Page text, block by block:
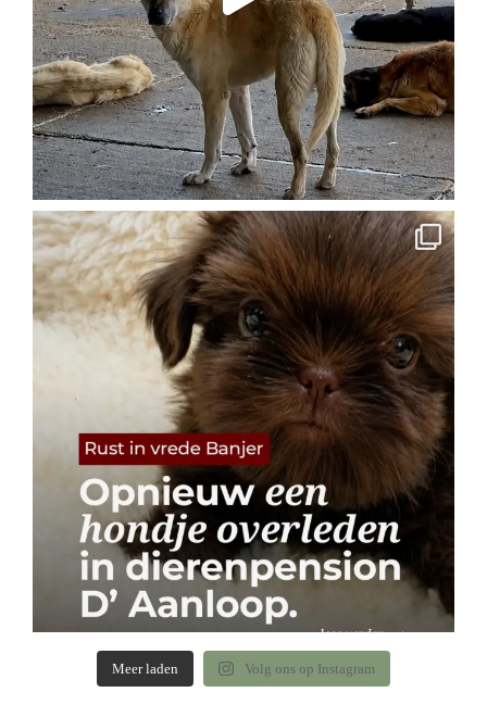
Meer laden Volg ons op Instagram